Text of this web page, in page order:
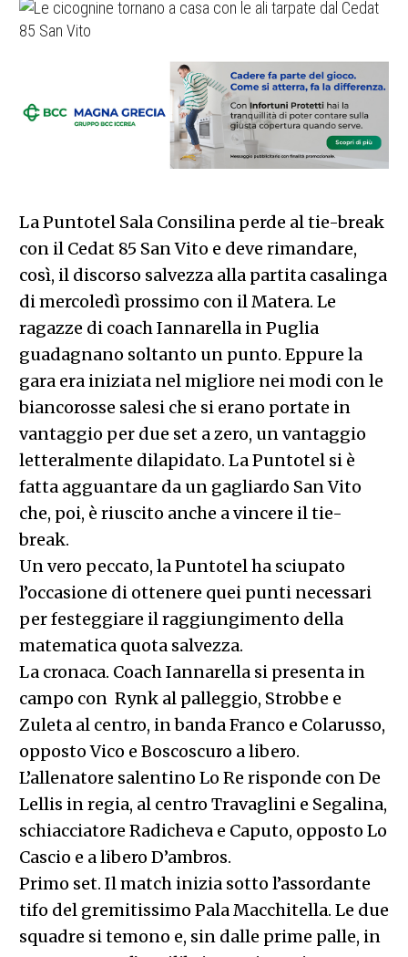
La Puntotel Sala Consilina perde al tie-break
con il Cedat 85 San Vito e deve rimandare,
così, il discorso salvezza alla partita casalinga
di mercoledì prossimo con il Matera. Le
ragazze di coach Iannarella in Puglia
guadagnano soltanto un punto. Eppure la
gara era iniziata nel migliore nei modi con le
biancorosse salesi che si erano portate in
vantaggio per due set a zero, un vantaggio
letteralmente dilapidato. La Puntotel si è
fatta agguantare da un gagliardo San Vito
che, poi, è riuscito anche a vincere il tie-
break.
Un vero peccato, la Puntotel ha sciupato
l’occasione di ottenere quei punti necessari
per festeggiare il raggiungimento della
matematica quota salvezza.
La cronaca. Coach Iannarella si presenta in
campo con Rynk al palleggio, Strobbe e
Zuleta al centro, in banda Franco e Colarusso,
opposto Vico e Boscoscuro a libero.
L’allenatore salentino Lo Re risponde con De
Lellis in regia, al centro Travaglini e Segalina,
schiacciatore Radicheva e Caputo, opposto Lo
Cascio e a libero D’ambros.
Primo set. Il match inizia sotto l’assordante
tifo del gremitissimo Pala Macchitella. Le due
squadre si temono e, sin dalle prime palle, in